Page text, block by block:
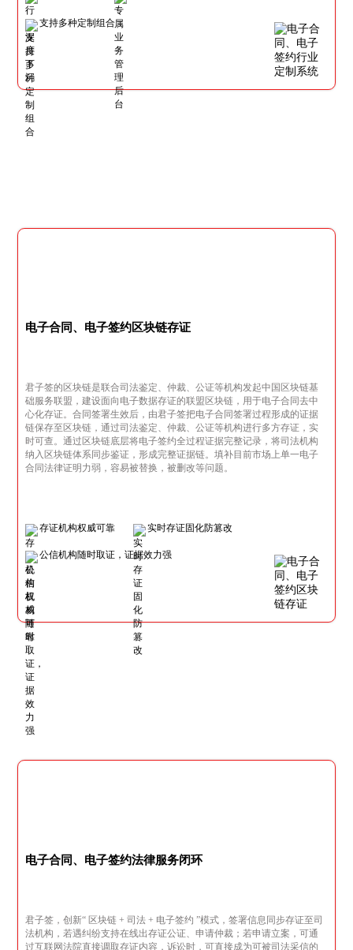
支持多种定制组合
电子合同、电子签约区块链存证
君子签的区块链是联合司法鉴定、仲裁、公证等机构发起中国区块链基
础服务联盟，建设面向电子数据存证的联盟区块链，用于电子合同去中
心化存证。合同签署生效后，由君子签把电子合同签署过程形成的证据
链保存至区块链，通过司法鉴定、仲裁、公证等机构进行多方存证，实
时可查。通过区块链底层将电子签约全过程证据完整记录，将司法机构
纳入区块链体系同步鉴证，形成完整证据链。填补目前市场上单一电子
合同法律证明力弱，容易被替换，被删改等问题。
存证机构权威可靠 实时存证固化防篡改
公信机构随时取证，证据效力强
电子合同、电子签约法律服务闭环
君子签，创新“ 区块链 + 司法 + 电子签约 ”模式，签署信息同步存证至司
法机构，若遇纠纷支持在线出存证公证、申请仲裁；若申请立案，可通
过互联网法院直接调取存证内容，诉讼时，可直接成为可被司法采信的